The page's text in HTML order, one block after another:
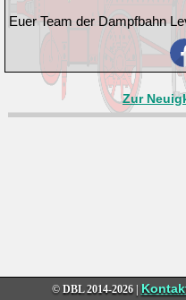
Euer Team der Dampfbahn
Zur
© DBL2014-2026 |